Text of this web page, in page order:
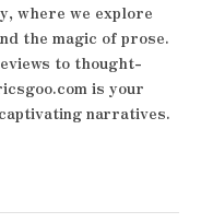
where we explore
the magic of prose.
to thought-
is your
narratives.